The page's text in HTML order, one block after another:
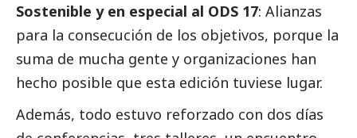
Sostenible y en especial al ODS 17: Alianzas
para la consecución de los objetivos, porque la
suma de mucha gente y organizaciones han
hecho posible que esta edición tuviese lugar.
Además, todo estuvo reforzado con dos días